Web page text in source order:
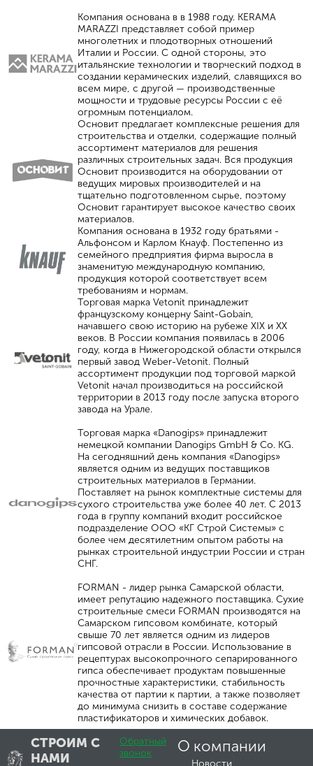
Компания основана в в 1988 году. KERAMA
MARAZZI представляет собой пример
многолетних и плодотворных отношений
Италии и России. С одной стороны, это
итальянские технологии и творческий подход в
создании керамических изделий, славящихся во
всем мире, с другой — производственные
мощности и трудовые ресурсы России с её
огромным потенциалом.
Основит предлагает комплексные решения для
строительства и отделки, содержащие полный
ассортимент материалов для решения
различных строительных задач. Вся продукция
Основит производится на оборудовании от
ведущих мировых производителей и на
тщательно подготовленном сырье, поэтому
Основит гарантирует высокое качество своих
материалов.
Компания основана в 1932 году братьями -
Альфонсом и Карлом Кнауф. Постепенно из
семейного предприятия фирма выросла в
знаменитую международную компанию,
продукция которой соответствует всем
требованиям и нормам.
Торговая марка Vetonit принадлежит
французскому концерну Saint-Gobain,
начавшего свою историю на рубеже XIX и XX
веков. В России компания появилась в 2006
году, когда в Нижегородской области открылся
первый завод Weber-Vetonit. Полный
ассортимент продукции под торговой маркой
Vetonit начал производиться на российской
территории в 2013 году после запуска второго
завода на Урале.
Торговая марка «Danogips» принадлежит
немецкой компании Danogips GmbH & Co. KG.
На сегодняшний день компания «Danogips»
является одним из ведущих поставщиков
строительных материалов в Германии.
Поставляет на рынок комплектные системы для
сухого строительства уже более 40 лет. С 2013
года в группу компаний входит российское
подразделение ООО «КГ Строй Системы» с
более чем десятилетним опытом работы на
рынках строительной индустрии России и стран
СНГ.
FORMAN - лидер рынка Самарской области,
имеет репутацию надежного поставщика. Сухие
строительные смеси FORMAN производятся на
Самарском гипсовом комбинате, который
свыше 70 лет является одним из лидеров
гипсовой отрасли в России. Использование в
рецептурах высокопрочного сепарированного
гипса обеспечивает продуктам повышенные
прочностные характеристики, стабильность
качества от партии к партии, а также позволяет
до минимума снизить в составе содержание
пластификаторов и химических добавок.
СТРОИМ С
НАМИ
Обратный
звонок
О компании
Новости